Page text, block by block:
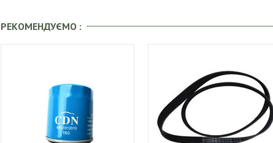
РЕКОМЕНДУЄМО :